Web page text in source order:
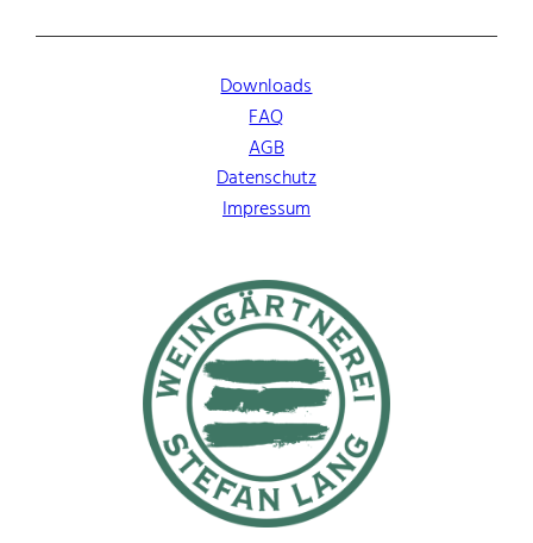
Downloads
FAQ
AGB
Datenschutz
Impressum